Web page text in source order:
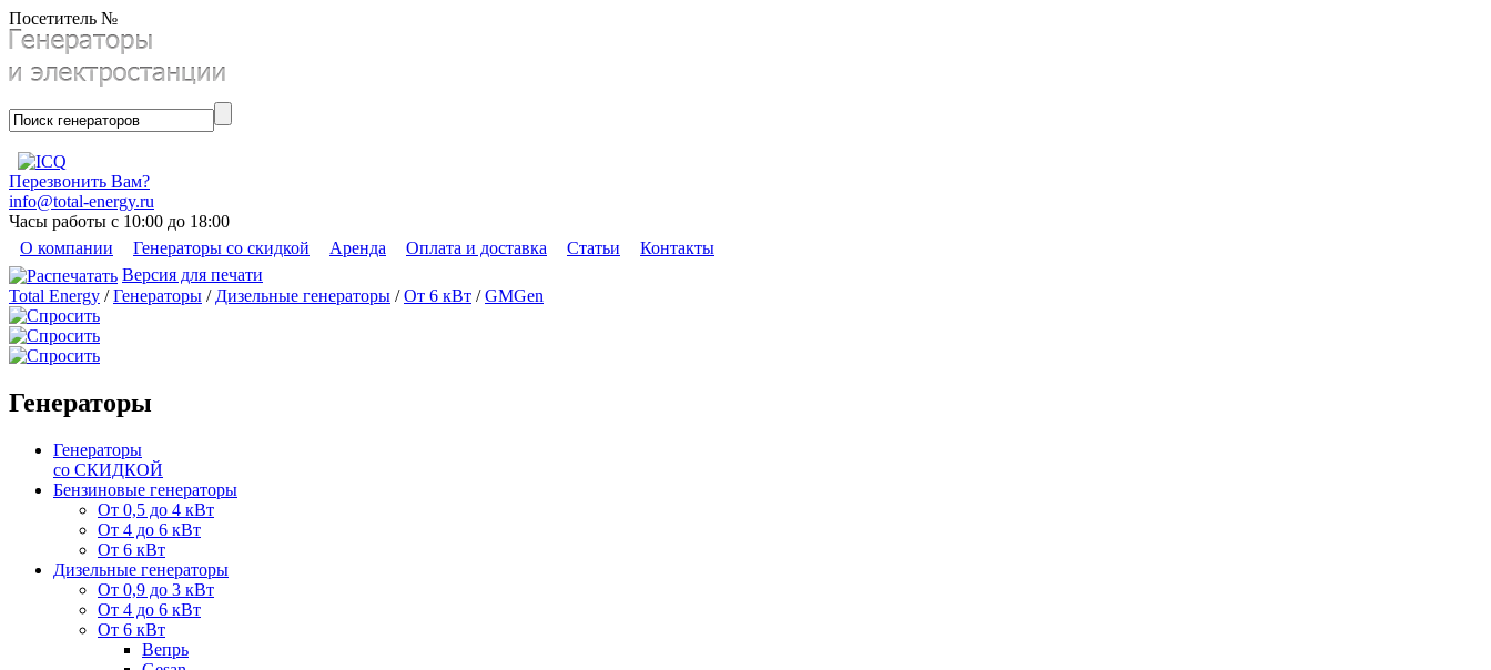
Посетитель №
Перезвонить Вам?
info@total-energy.ru
Часы работы с 10:00 до 18:00
О компании
Генераторы со скидкой Аренда Оплата и доставка Статьи
Контакты
Версия для печати
Total Energy /Генераторы / Дизельные генераторы /От 6 кВт /GMGen
Генераторы
Генераторы
со СКИДКОЙ
Бензиновые генераторы
От 0,5 до 4 кВт
От 4 до 6 кВт
От 6 кВт
Дизельные генераторы
От 0,9 до 3 кВт
От 4 до 6 кВт
От 6 кВт
Вепрь